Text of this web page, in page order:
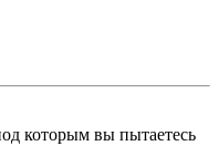
которым вы пытаетесь